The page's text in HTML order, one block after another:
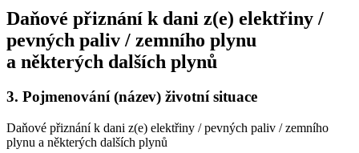
Daňové přiznání k dani z(e) elektřiny /
pevných paliv / zemního plynu
a některých dalších plynů
3. Pojmenování (název) životní situace
Daňové přiznání k dani z(e) elektřiny / pevných paliv / zemního
plynu a některých dalších plynů